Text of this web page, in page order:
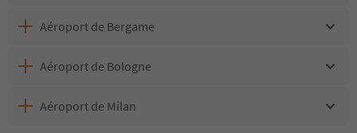
Aéroport de Bergame
Aéroport de Bologne
Aéroport de Milan